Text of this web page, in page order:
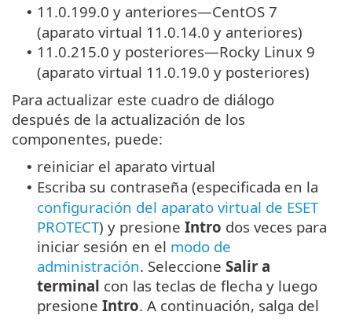
• 11.0.199.0 y anteriores—CentOS 7
(aparato virtual 11.0.14.0 y anteriores)
• 11.0.215.0 y posteriores—Rocky Linux 9
(aparato virtual 11.0.19.0 y posteriores)
Para actualizar este cuadro de diálogo
después de la actualización de los
componentes, puede:
• reiniciar el aparato virtual
• Escriba su contraseña (especificada en la
configuración del aparato virtual de ESET
PROTECT) y presione Intro dos veces para
iniciar sesión en el modo de
administración. Seleccione Salir a
terminal con las teclas de flecha y luego
presione Intro. A continuación, salga del